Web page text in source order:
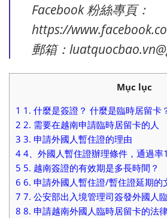
Facebook 粉絲專頁：
https://
郵箱：
Mục lục
1 1. 什麼是簽證？ 什麼是臨時居留卡
2 2. 需要在越南申請臨時居留卡的人
3 3. 申請外國人暫住證的理由
4 4、外國人暫住證辦理條件，通過率
5 5. 越南簽證的有效期是多長時間？
6 6. 申請外國人暫住證/暫住證延期的
7 7. 公安部出入境管理司簽發外國人
8 8. 申請越南外國人臨時居留卡的法